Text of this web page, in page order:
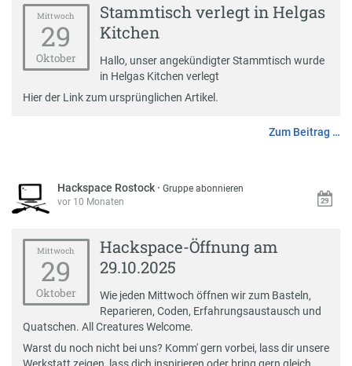
Mittwoch
29
Oktober
Stammtisch verlegt in Helgas
Kitchen
Hallo, unser angekündigter Stammtisch wurde
in Helgas Kitchen verlegt
Hier der Link zum ursprünglichen Artikel.
Zum Beitrag …
Hackspace Rostock ·Gruppe abonnieren
vor 10 Monaten
Mittwoch
29
Oktober
Hackspace-Öffnung am
29.10.2025
Wie jeden Mittwoch öffnen wir zum Basteln,
Reparieren, Coden, Erfahrungsaustausch und
Quatschen. All Creatures Welcome.
Warst du noch nicht bei uns? Komm' gern vorbei, lass dir unsere